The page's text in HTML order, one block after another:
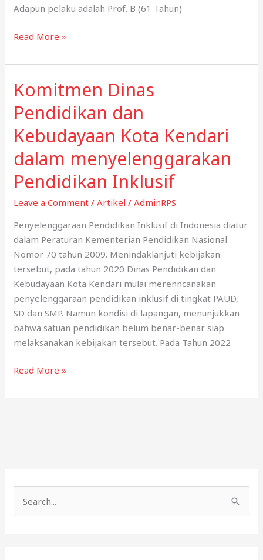
Adapun pelaku adalah Prof. B (61 Tahun)
Keterlibatan
Konstituen
Pendampingan
Kasus
SeksualDi
Perguruan
Tinggi
Read More »
Komitmen Dinas
Pendidikan dan
Kebudayaan Kota Kendari
dalam menyelenggarakan
Pendidikan Inklusif
Leave a Comment /Artikel /AdminRPS
Penyelenggaraan Pendidikan Inklusif di Indonesia diatur
dalam Peraturan Kementerian Pendidikan Nasional
Nomor 70 tahun 2009. Menindaklanjuti kebijakan
tersebut, pada tahun 2020 Dinas Pendidikan dan
Kebudayaan Kota Kendari mulai merenncanakan
penyelenggaraan pendidikan inklusif di tingkat PAUD,
SD dan SMP. Namun kondisi di lapangan, menunjukkan
bahwa satuan pendidikan belum benar-benar siap
melaksanakan kebijakan tersebut. Pada Tahun 2022
Komitmen
menyelenggarakan
Pendidikan
Inklusif
Read More »